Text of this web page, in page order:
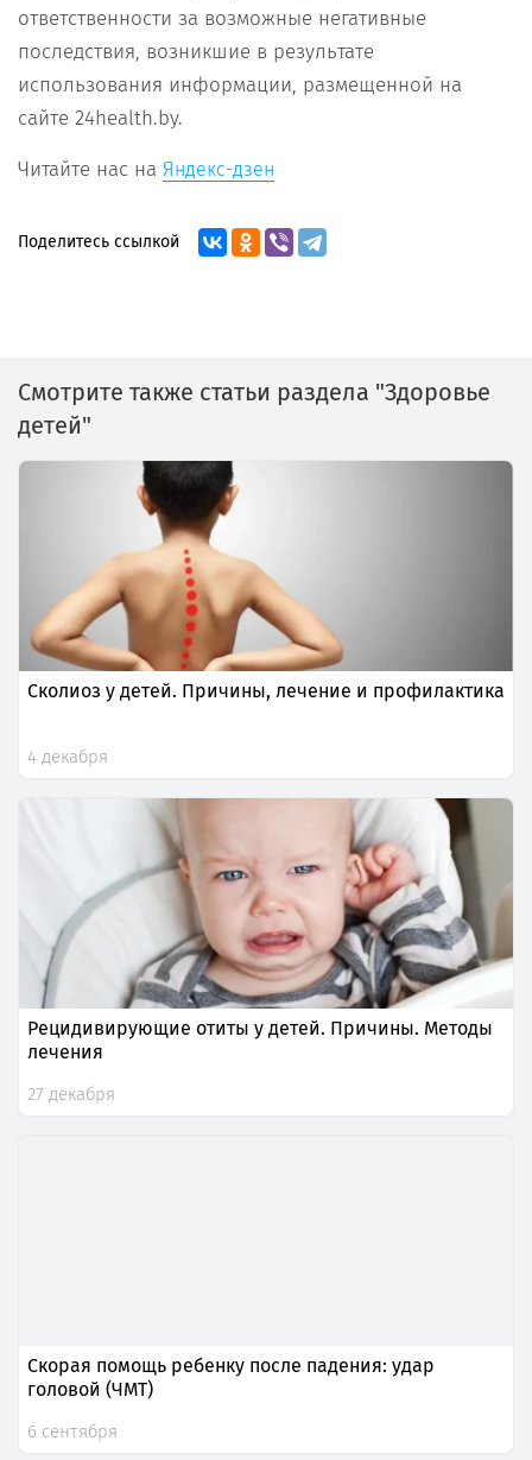
ответственности за возможные негативные
последствия, возникшие в результате
использования информации, размещенной на
сайте 24health.by.
Читайте нас на Яндекс-дзен
Поделитесь ссылкой
Смотрите также статьи раздела "Здоровье
детей"
Сколиоз у детей. Причины, лечение и профилактика
4 декабря
Рецидивирующие отиты у детей. Причины. Методы
лечения
27 декабря
Скорая помощь ребенку после падения: удар
головой (ЧМТ)
6 сентября